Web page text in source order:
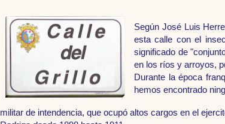
Según José Luis
esta calle con el
significado de
en los ríos y arroyos,
Durante la época
hemos encontrado
militar de intendencia, que ocupó altos cargos en el